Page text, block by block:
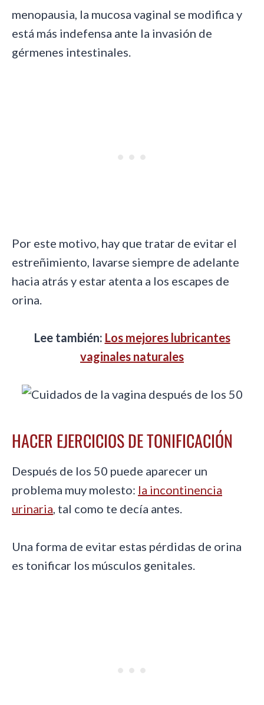
menopausia, la mucosa vaginal se modifica y
está más indefensa ante la invasión de
gérmenes intestinales.
Por este motivo, hay que tratar de evitar el
estreñimiento, lavarse siempre de adelante
hacia atrás y estar atenta a los escapes de
orina.
Lee también: Los mejores lubricantes
vaginales naturales
HACER EJERCICIOS DE TONIFICACIÓN
Después de los 50 puede aparecer un
problema muy molesto: la incontinencia
urinaria, tal como te decía antes.
Una forma de evitar estas pérdidas de orina
es tonificar los músculos genitales.